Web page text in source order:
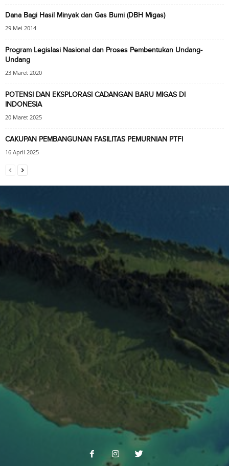
Dana Bagi Hasil Minyak dan Gas Bumi (DBH Migas)
29 Mei 2014
Program Legislasi Nasional dan Proses Pembentukan Undang-
Undang
23 Maret 2020
POTENSI DAN EKSPLORASI CADANGAN BARU MIGAS DI
INDONESIA
20 Maret 2025
CAKUPAN PEMBANGUNAN FASILITAS PEMURNIAN PTFI
16 April 2025